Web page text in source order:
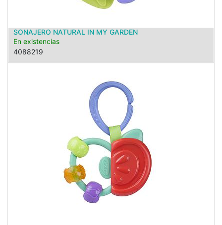
SONAJERO NATURAL IN MY GARDEN
En existencias
4088219